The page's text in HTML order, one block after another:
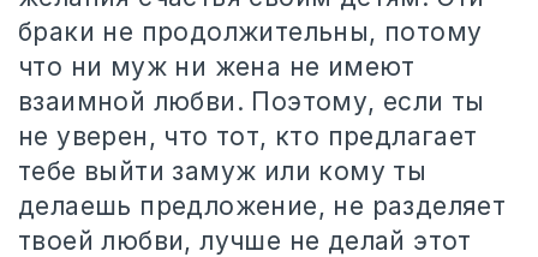
браки не продолжительны, потому
что ни муж ни жена не имеют
взаимной любви. Поэтому, если ты
не уверен, что тот, кто предлагает
тебе выйти замуж или кому ты
делаешь предложение, не разделяет
твоей любви, лучше не делай этот